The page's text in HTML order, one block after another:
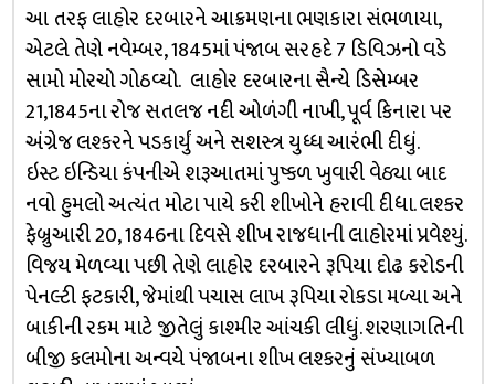
આ તરફ લાહોર દરબારને આક્રમણના ભણકારા સંભળાયા,
એટલે તેણે નવેમ્બર, 1845માં પંજાબ સરહદે 7 ડિવિઝનો વડે
સામો મોરચો ગોઠવ્યો. લાહોર દરબારના સૈન્યે ડિસેમ્બર
21,1845ના રોજ સતલજ નદી ઓળંગી નાખી, પૂર્વ કિનારા પર
અંગ્રેજ લશ્કરને પડકાર્યું અને સશસ્ત્ર યુધ્ધ આરંભી દીધું.
ઇસ્ટ ઇન્ડિયા કંપનીએ શરૂઆતમાં પુષ્કળ ખુવારી વેઠ્યા બાદ
નવો હુમલો અત્યંત મોટા પાયે કરી શીખોને હરાવી દીધા. લશ્કર
ફેબ્રુઆરી 20, 1846ના દિવસે શીખ રાજધાની લાહોરમાં પ્રવેશ્યું.
વિજય મેળવ્યા પછી તેણે લાહોર દરબારને રૂપિયા દોઢ કરોડની
પેનલ્ટી ફટકારી, જેમાંથી પચાસ લાખ રૂપિયા રોકડા મળ્યા અને
બાકીની રકમ માટે જીતેલું કાશ્મીર આંચકી લીધું. શરણાગતિની
બીજી કલમોના અન્વયે પંજાબના શીખ લશ્કરનું સંખ્યાબળ